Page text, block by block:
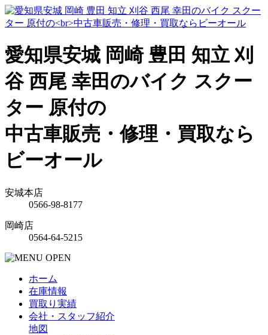
愛知県安城 岡崎 豊田 知立 刈
谷 西尾 幸田のバイク スクー
ター 原付の
中古車販売・修理・買取なら
ビーオール
安城本店
0566-98-8177
岡崎店
0564-64-5215
ホーム
在庫情報
買取り実績
会社・スタッフ紹介
地図